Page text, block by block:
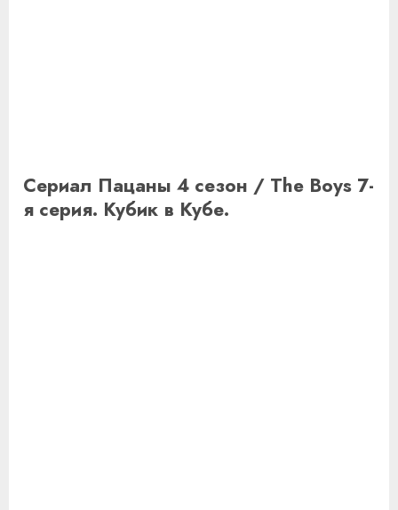
Сериал Пацаны 4 сезон / The Boys 7-
я серия. Кубик в Кубе.